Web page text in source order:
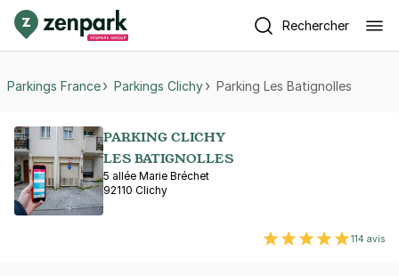
Rechercher
Parkings France Parkings Clichy Parking Les Batignolles
PARKING CLICHY
LES BATIGNOLLES
5 allée Marie Bréchet
92110 Clichy
114 avis